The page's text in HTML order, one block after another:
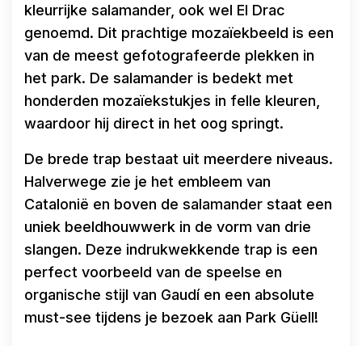
kleurrijke salamander, ook wel El Drac
genoemd. Dit prachtige mozaïekbeeld is een
van de meest gefotografeerde plekken in
het park. De salamander is bedekt met
honderden mozaïekstukjes in felle kleuren,
waardoor hij direct in het oog springt.
De brede trap bestaat uit meerdere niveaus.
Halverwege zie je het embleem van
Catalonië en boven de salamander staat een
uniek beeldhouwwerk in de vorm van drie
slangen. Deze indrukwekkende trap is een
perfect voorbeeld van de speelse en
organische stijl van Gaudí en een absolute
must-see tijdens je bezoek aan Park Güell!